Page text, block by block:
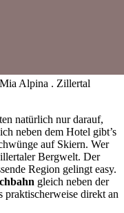
Alpina . Zillertal
natürlich nur darauf,
neben dem Hotel gibt’s
auf Skiern. Wer
Bergwelt. Der
Region gelingt easy.
gleich neben der
praktischerweise direkt an